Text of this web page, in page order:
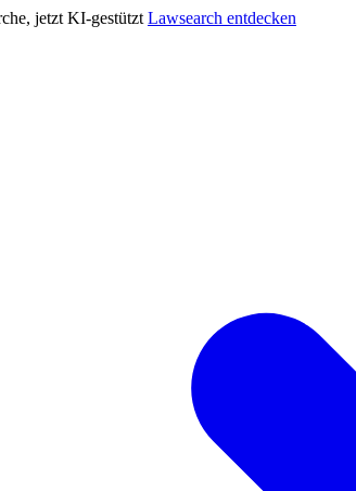
jetzt KI-gestützt Lawsearch entdecken